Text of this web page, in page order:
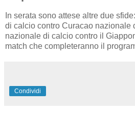
In serata sono attese altre due
di calcio contro Curacao nazionale
nazionale di calcio contro il
match che completeranno il
Condividi